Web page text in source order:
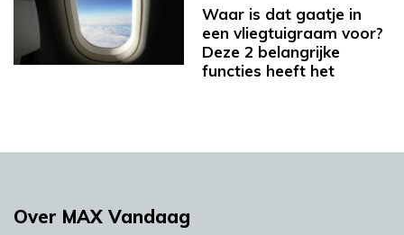
Waar is dat gaatje in
een vliegtuigraam voor?
Deze 2 belangrijke
functies heeft het
Over MAX Vandaag